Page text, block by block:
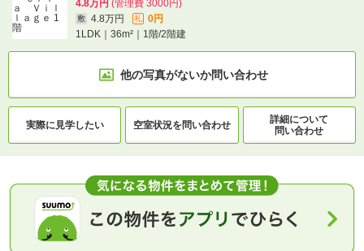
4.8万円 (管理費 3000円)
敷 4.8万円 礼
0円
1LDK｜36m²｜1階/2階建
他の写真がないか問い合わせ
実際に見学したい 空室状況を問い合わせ
詳細について
問い合わせ